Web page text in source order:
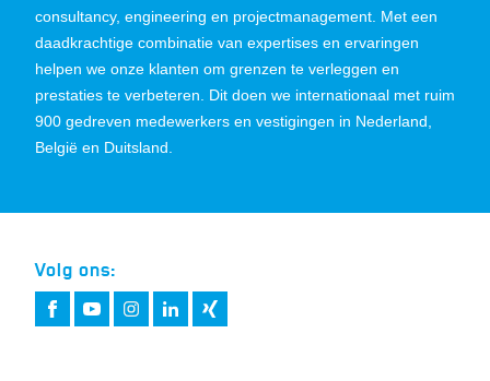
consultancy, engineering en projectmanagement. Met een
daadkrachtige combinatie van expertises en ervaringen
helpen we onze klanten om grenzen te verleggen en
prestaties te verbeteren. Dit doen we internationaal met ruim
900 gedreven medewerkers en vestigingen in Nederland,
België en Duitsland.
Volg ons: